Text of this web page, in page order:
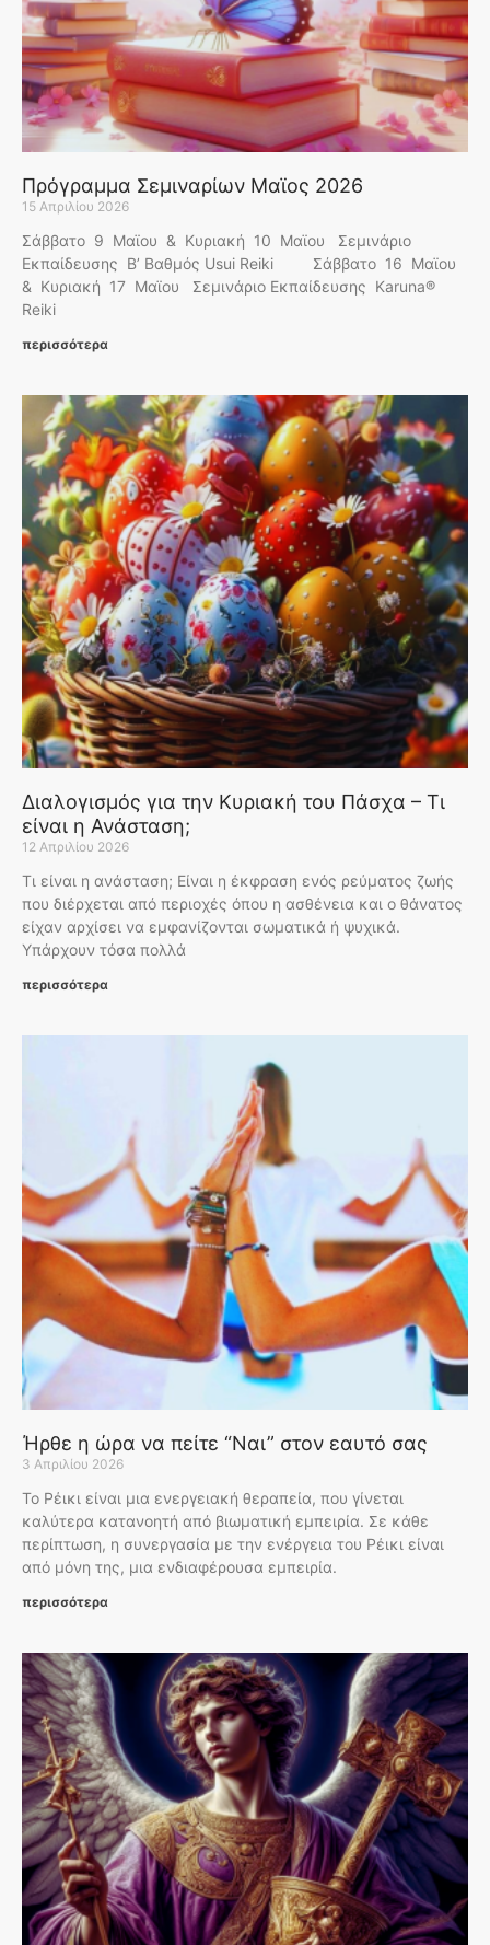
Πρόγραμμα Σεμιναρίων Μαϊος 2026
15 Απριλίου 2026
Σάββατο 9 Μαϊου & Κυριακή 10 Μαϊου Σεμινάριο
Εκπαίδευσης Β’ Βαθμός Usui Reiki Σάββατο 16 Μαϊου
& Κυριακή 17 Μαϊου Σεμινάριο Εκπαίδευσης Karuna®
Reiki
περισσότερα
Διαλογισμός για την Κυριακή του Πάσχα – Τι
είναι η Ανάσταση;
12 Απριλίου 2026
Τι είναι η ανάσταση; Είναι η έκφραση ενός ρεύματος ζωής
που διέρχεται από περιοχές όπου η ασθένεια και ο θάνατος
είχαν αρχίσει να εμφανίζονται σωματικά ή ψυχικά.
Υπάρχουν τόσα πολλά
περισσότερα
Ήρθε η ώρα να πείτε “Ναι” στον εαυτό σας
3 Απριλίου 2026
Το Ρέικι είναι μια ενεργειακή θεραπεία, που γίνεται
καλύτερα κατανοητή από βιωματική εμπειρία. Σε κάθε
περίπτωση, η συνεργασία με την ενέργεια του Ρέικι είναι
από μόνη της, μια ενδιαφέρουσα εμπειρία.
περισσότερα